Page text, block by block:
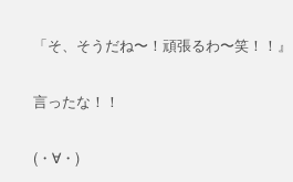
「そ、そうだね〜！頑張るわ〜笑！！』
言ったな！！
(・∀・)